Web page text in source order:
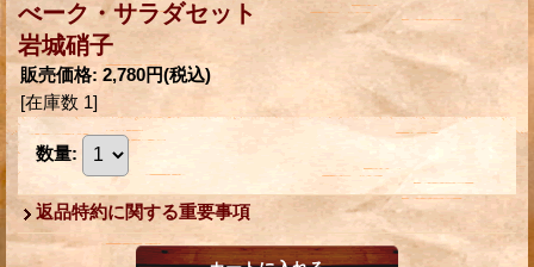
べーク・サラダセット
岩城硝子
販売価格: 2,780円(税込)
[在庫数 1]
数量:
返品特約に関する重要事項